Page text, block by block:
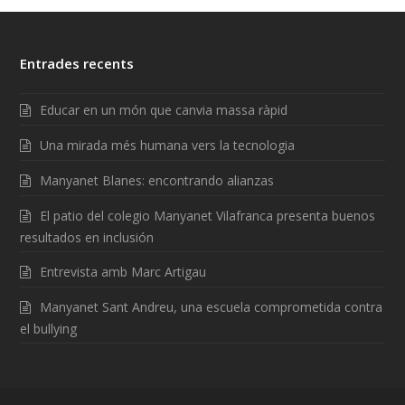
Entrades recents
Educar en un món que canvia massa ràpid
Una mirada més humana vers la tecnologia
Manyanet Blanes: encontrando alianzas
El patio del colegio Manyanet Vilafranca presenta buenos
resultados en inclusión
Entrevista amb Marc Artigau
Manyanet Sant Andreu, una escuela comprometida contra
el bullying